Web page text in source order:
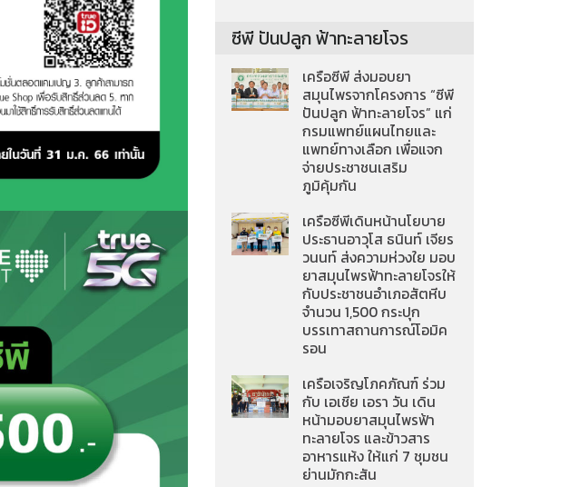
ซีพี ปันปลูก ฟ้าทะลายโจร
เครือซีพี ส่งมอบยา
สมุนไพรจากโครงการ “ซีพี
ปันปลูก ฟ้าทะลายโจร” แก่
กรมแพทย์แผนไทยและ
แพทย์ทางเลือก เพื่อแจก
จ่ายประชาชนเสริม
ภูมิคุ้มกัน
เครือซีพีเดินหน้านโยบาย
ประธานอาวุโส ธนินท์ เจียร
วนนท์ ส่งความห่วงใย มอบ
ยาสมุนไพรฟ้าทะลายโจรให้
กับประชาชนอำเภอสัตหีบ
จำนวน 1,500 กระปุก
บรรเทาสถานการณ์โอมิค
รอน
เครือเจริญโภคภัณฑ์ ร่วม
กับ เอเชีย เอรา วัน เดิน
หน้ามอบยาสมุนไพรฟ้า
ทะลายโจร และข้าวสาร
อาหารแห้ง ให้แก่ 7 ชุมชน
ย่านมักกะสัน